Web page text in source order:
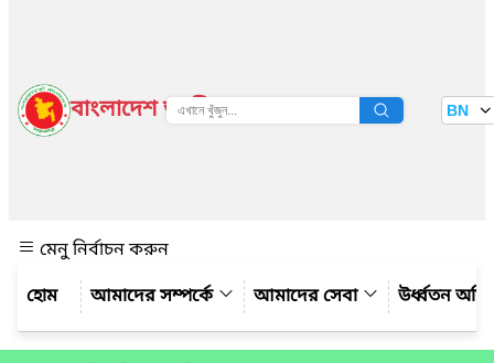
বাংলাদেশ জাতীয় তথ্য বাতায়ন BN
মেনু নির্বাচন করুন
আমাদের সম্পর্কে
আমাদের সেবা উর্ধ্বতন